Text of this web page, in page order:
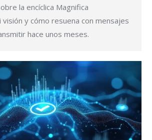
la encíclica Magnifica
visión y cómo resuena con mensajes
hace unos meses.